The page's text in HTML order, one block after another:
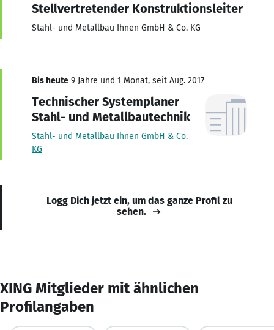
Stellvertretender Konstruktionsleiter
Stahl- und Metallbau Ihnen GmbH & Co. KG
Bis heute 9 Jahre und 1 Monat, seit Aug. 2017
Technischer Systemplaner
Stahl- und Metallbautechnik
Stahl- und Metallbau Ihnen GmbH & Co.
KG
Logg Dich jetzt ein, um das ganze Profil zu
sehen.
XING Mitglieder mit ähnlichen
Profilangaben